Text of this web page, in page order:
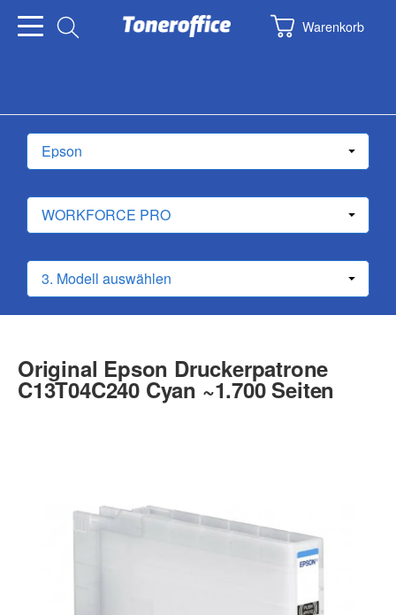
Warenkorb
Original Epson Druckerpatrone
C13T04C240 Cyan ~1.700 Seiten